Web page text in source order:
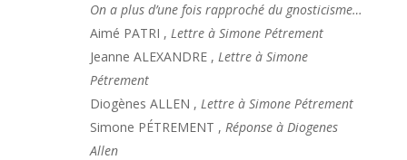
On a plus d’une fois rapproché du gnosticisme…
Aimé PATRI , Lettre à Simone Pétrement
Jeanne ALEXANDRE , Lettre à Simone
Pétrement
Diogènes ALLEN , Lettre à Simone Pétrement
Simone PÉTREMENT , Réponse à Diogenes
Allen